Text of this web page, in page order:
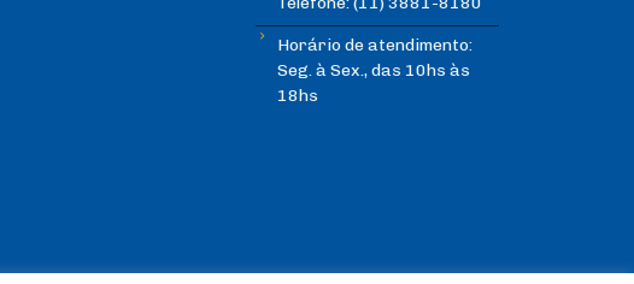
Horário de atendimento:
Seg. à Sex., das 10hs às
18hs